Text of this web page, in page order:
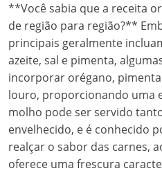
**Você sabia que a receita
de região para região?**
principais geralmente
azeite, sal e pimenta,
incorporar orégano,
louro, proporcionando uma
molho pode ser servido
envelhecido, e é conhecido
realçar o sabor das carnes,
oferece uma frescura